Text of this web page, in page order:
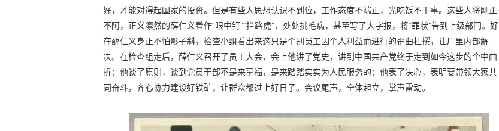
好，才能对得起国家的投资。但是有些人思想认识不到位，工作态度不端正，光吃饭不干事。这些人将刚正
不阿，正义凛然的薛仁义看作“眼中钉”“拦路虎”，处处挑毛病，甚至写了大字报，将“罪状”告到上级部门。好
在薛仁义身正不怕影子斜，检查小组看出来这只是个别员工因个人利益而进行的歪曲杜撰，让厂里内部解
决。在检查组走后，薛仁义召开了员工大会，会上他讲了党史，讲到中国共产党终于走到如今这步的个中曲
折；他谈了原则，谈到党员干部不是来享福，是来踏踏实实为人民服务的；他表了决心，表明要带领大家共
同奋斗，齐心协力建设好铁矿，让群众都过上好日子。会议尾声，全体起立，掌声雷动。